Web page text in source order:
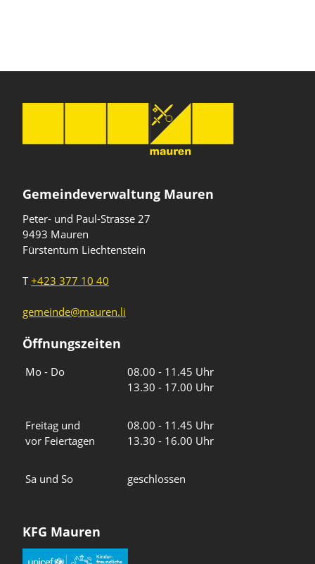
Gemeindeverwaltung Mauren
Peter- und Paul-Strasse 27
9493 Mauren
Fürstentum Liechtenstein
T+423 377 10 40
gemeinde@mauren.li
Öffnungszeiten
Mo - Do
08.00 - 11.45 Uhr
13.30 - 17.00 Uhr
Freitag und
vor Feiertagen
08.00 - 11.45 Uhr
13.30 - 16.00 Uhr
Sa und So geschlossen
KFG Mauren